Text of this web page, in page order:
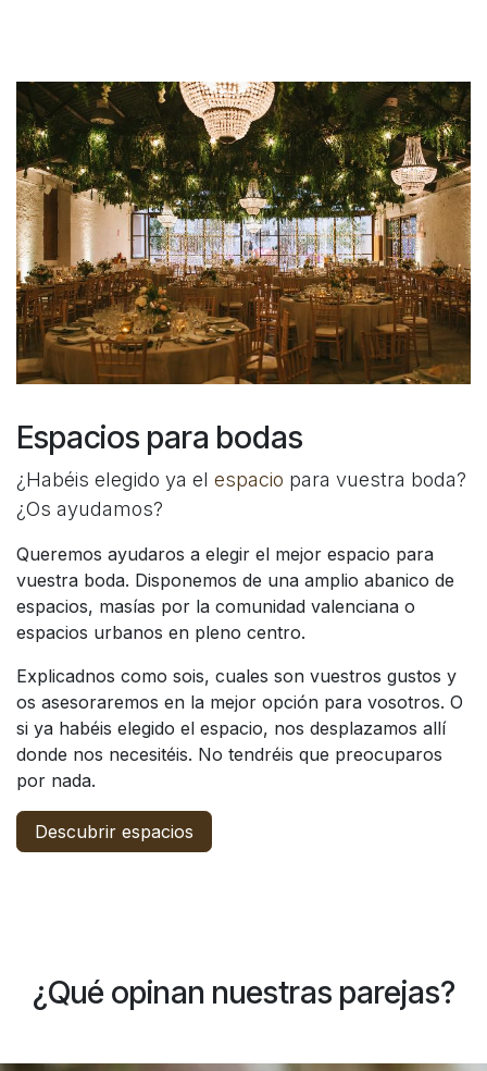
Espacios para bodas
¿Habéis elegido ya el espacio para vuestra boda?
¿Os ayudamos?
Queremos ayudaros a elegir el mejor espacio para
vuestra boda. Disponemos de una amplio abanico de
espacios, masías por la comunidad valenciana o
espacios urbanos en pleno centro.
Explicadnos como sois, cuales son vuestros gustos y
os asesoraremos en la mejor opción para vosotros. O
si ya habéis elegido el espacio, nos desplazamos allí
donde nos necesitéis. No tendréis que preocuparos
por nada.
Descubrir espacios
¿Qué opinan nuestras parejas?